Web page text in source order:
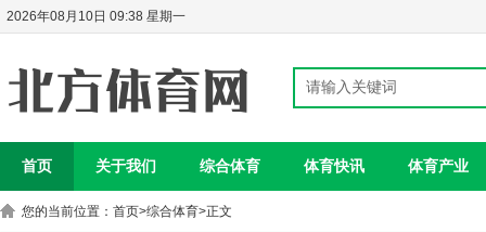
2026年08月10日 09:38 星期一
首页 关于我们 综合体育 体育快讯 体育产业
您的当前位置： 首页>综合体育>正文